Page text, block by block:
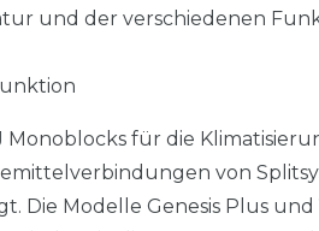
und der verschiedenen
Monoblocks für die
von
Die Modelle Genesis Plus